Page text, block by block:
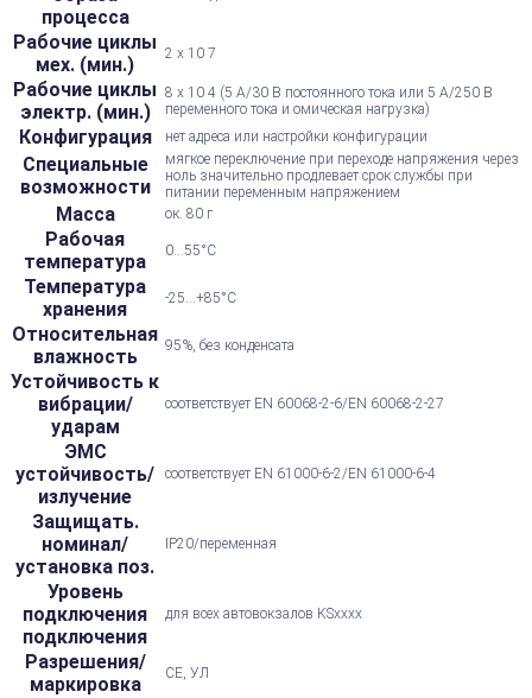
процесса
Рабочие циклы
мех. (мин.)
2 х 10 7
Рабочие циклы
электр. (мин.)
8 x 10 4 (5 А/30 В постоянного тока или 5 А/250 В
переменного тока и омическая нагрузка)
Конфигурация нет адреса или настройки конфигурации
Специальные
возможности
мягкое переключение при переходе напряжения через
ноль значительно продлевает срок службы при
питании переменным напряжением
Масса ок. 80 г
Рабочая
температура
0...55°С
Температура
хранения
-25...+85°С
Относительная
влажность
95%, без конденсата
Устойчивость к
вибрации/
ударам
соответствует EN 60068-2-6/EN 60068-2-27
ЭМС
устойчивость/
излучение
соответствует EN 61000-6-2/EN 61000-6-4
Защищать.
номинал/
установка поз.
IP20/переменная
Уровень
подключения
подключения
для всех автовокзалов KSxxxx
Разрешения/
маркировка
CE, УЛ